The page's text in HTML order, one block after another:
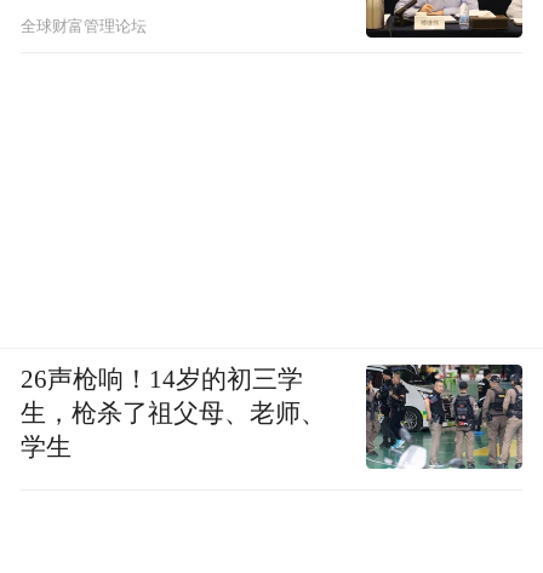
全球财富管理论坛
26声枪响！14岁的初三学
生，枪杀了祖父母、老师、
学生